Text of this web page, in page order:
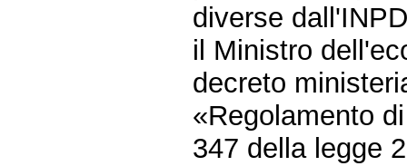
diverse
il Ministro
decreto
«Regolamento
347 della legge